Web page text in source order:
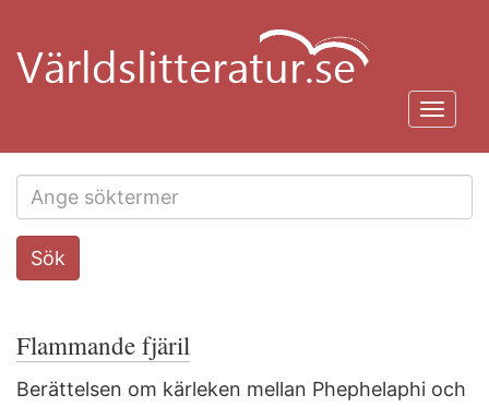
huvudinnehåll
Search
this
Sök
Flammande fjäril
Berättelsen om kärleken mellan Phephelaphi och